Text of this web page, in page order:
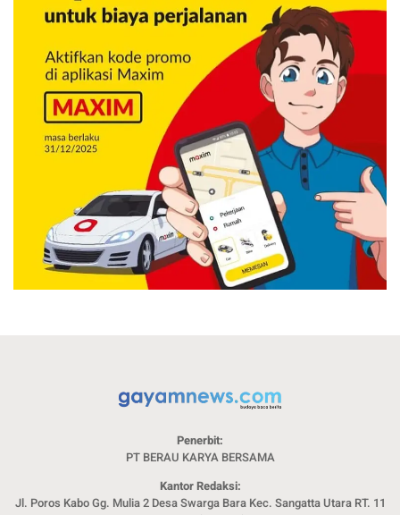
Penerbit:
PT BERAU KARYA BERSAMA
Kantor Redaksi:
Jl. Poros Kabo Gg. Mulia 2 Desa Swarga Bara Kec. Sangatta Utara RT. 11